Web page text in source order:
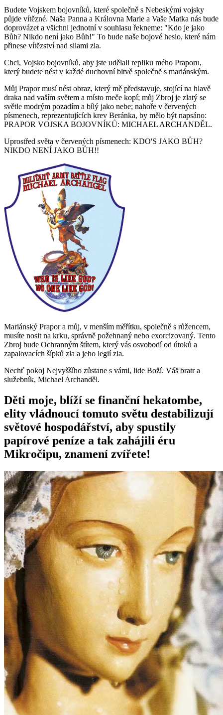
Budete Vojskem bojovníků, které společně s Nebeskými vojsky
půjde vítězné. Naša Panna a Královna Marie a Vaše Matka nás bude
doprovázet a všichni jednotní v souhlasu řekneme: "Kdo je jako
Bůh? Nikdo není jako Bůh!" To bude naše bojové heslo, které nám
přinese vítězství nad silami zla.
Chci, Vojsko bojovníků, aby jste udělali repliku mého Praporu,
který budete nést v každé duchovní bitvě společně s mariánským.
Můj Prapor musí nést obraz, který mě představuje, stojící na hlavě
draka nad vaším světem a místo meče kopí; můj Zbroj je zlatý se
světle modrým pozadím a bílý jako nebe; nahoře v červených
písmenech, reprezentujících krev Beránka, by mělo být napsáno:
PRAPOR VOJSKA BOJOVNÍKŮ: MICHAEL ARCHANDĚL.
Uprostřed světa v červených písmenech: KDO'S JAKO BŮH?
NIKDO NENÍ JAKO BŮH!!
Mariánský Prapor a můj, v menším měřítku, společně s růžencem,
musíte nosit na krku, správně požehnaný nebo exorcizovaný. Tento
Zbroj bude Ochranným štítem, který vás osvobodí od útoků a
zapalovacích šípků zla a jeho legií zla.
Nechť pokoj Nejvyššího zůstane s vámi, lide Boží. Váš bratr a
služebník, Michael Archanděl.
Děti moje, blíží se finanční hekatombe,
elity vládnoucí tomuto světu destabilizují
světové hospodářství, aby spustily
papírové peníze a tak zahájili éru
Mikročipu, znamení zvířete!